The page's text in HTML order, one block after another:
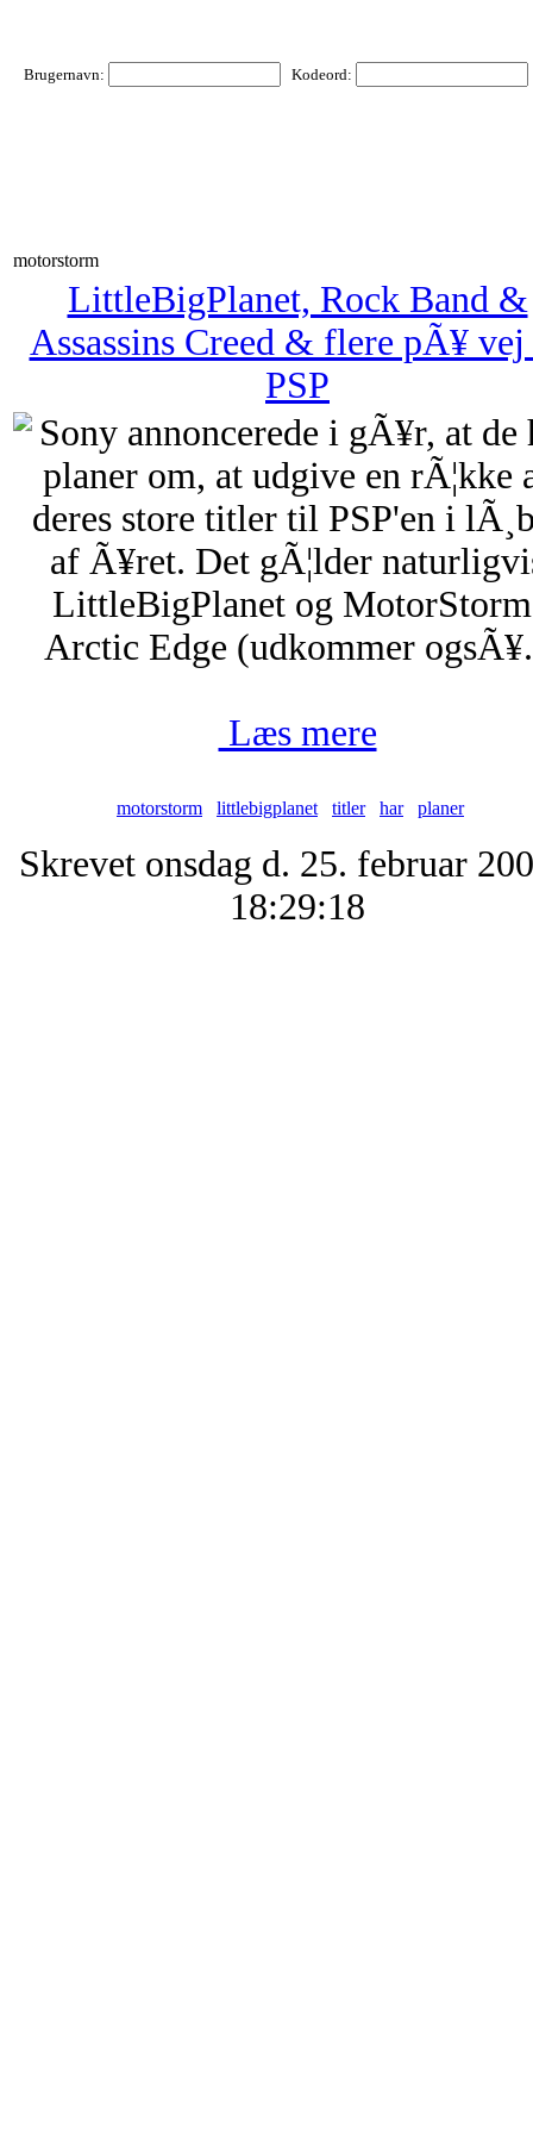
Brugernavn: Kodeord:
motorstorm
LittleBigPlanet, Rock Band &
Assassins Creed & flere pÃ¥
PSP
Sony annoncerede i gÃ¥r, at de
planer om, at udgive en rÃ¦kke
deres store titler til PSP'en i
af Ã¥ret. Det gÃ¦lder
LittleBigPlanet og
Arctic Edge (udkommer
Læs mere
motorstorm littlebigplanet titler har planer
Skrevet onsdag d. 25. februar
18:29:18